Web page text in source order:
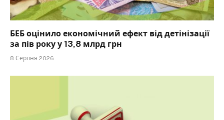
БЕБ оцінило економічний ефект від детінізації
за пів року у 13,8 млрд грн
8 Серпня 2026